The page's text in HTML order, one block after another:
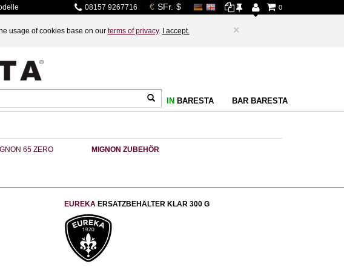
usage of cookies base on our terms of privacy. I accept. ×
0
08157 9267716
BAR BARESTA
IN BARESTA
65 ZERO MIGNON ZUBEHÖR
EUREKA ERSATZBEHÄLTER KLAR 300 G